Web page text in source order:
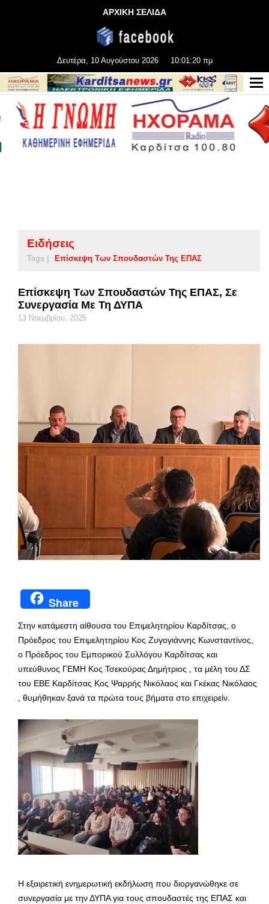
ΑΡΧΙΚΗ ΣΕΛΙΔΑ
Δευτέρα, 10 Αυγούστου 2026 10:01:21 πμ
Ειδήσεις
Tags | Επίσκεψη Των Σπουδαστών Της ΕΠΑΣ
Επίσκεψη Των Σπουδαστών Της ΕΠΑΣ, Σε
Συνεργασία Με Τη ΔΥΠΑ
13 Νοεμβρίου, 2025
Share
Στην κατάμεστη αίθουσα του Επιμελητηρίου Καρδίτσας, ο
Πρόεδρος του Επιμελητηρίου Κος Ζυγογιάννης Κωνσταντίνος,
ο Πρόεδρος του Εμπορικού Συλλόγου Καρδίτσας και
υπεύθυνος ΓΕΜΗ Κος Τσεκούρας Δημήτριος , τα μέλη του ΔΣ
του ΕΒΕ Καρδίτσας Κος Ψαρρής Νικόλαος και Γκέκας Νικόλαος
, θυμήθηκαν ξανά τα πρώτα τους βήματα στο επιχειρείν.
Η εξαιρετική ενημερωτική εκδήλωση που διοργανώθηκε σε
συνεργασία με την ΔΥΠΑ για τους σπουδαστές της ΕΠΑΣ και